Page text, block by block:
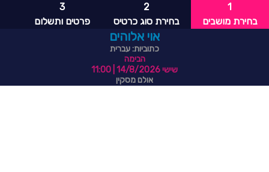
1
בחירת מושבים
2
בחירת סוג כרטיס
3
פרטים ותשלום
אוי אלוהים
כתוביות: עברית
הבימה
שישי 14/8/2026
אולם מסקין